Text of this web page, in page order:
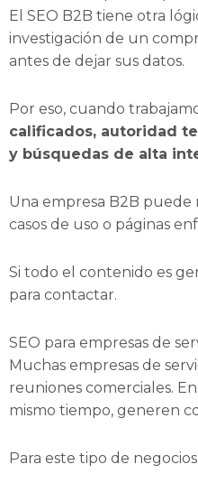
El SEO B2B tiene otra
investigación de un
antes de dejar sus datos.
Por eso, cuando
calificados, autoridad
y búsquedas de alta
Una empresa B2B puede
casos de uso o páginas
Si todo el contenido es
para contactar.
SEO para empresas de
Muchas empresas de
reuniones comerciales.
mismo tiempo, generen
Para este tipo de